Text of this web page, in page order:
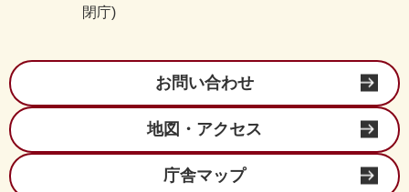
閉庁)
お問い合わせ
地図・アクセス
庁舎マップ